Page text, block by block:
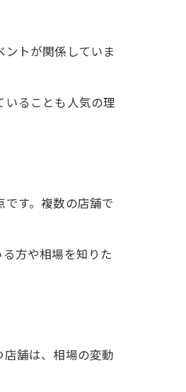
トが関係していま
いることも人気の理
す。複数の店舗で
方や相場を知りた
舗は、相場の変動